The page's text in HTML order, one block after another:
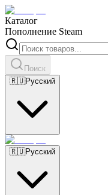
Каталог
Пополнение Steam
Поиск
🇷🇺Русский
🇷🇺Русский